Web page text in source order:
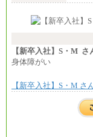
※試用
①月給
⑤⑥月
※試
【新卒入社】S・M さ
身体障がい
【新卒入社】S・M さ